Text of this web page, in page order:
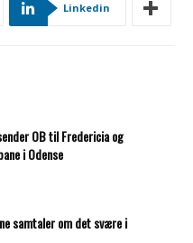
Linkedin
OB til Fredericia og
i Odense
samtaler om det svære i